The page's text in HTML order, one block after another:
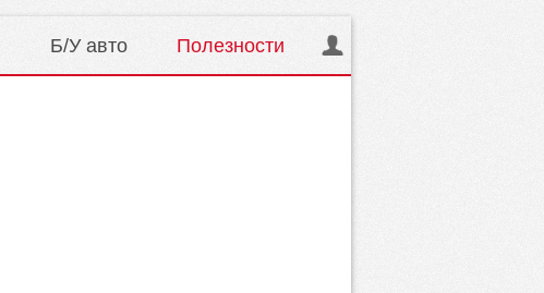
Б/У авто Полезности